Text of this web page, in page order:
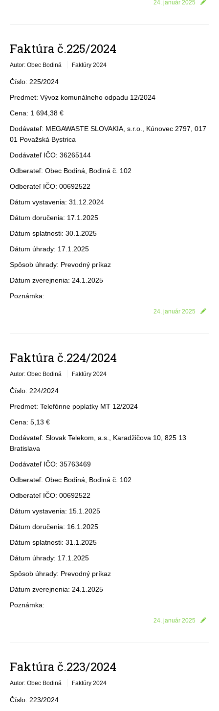
24. január 2025
Faktúra č.225/2024
Autor: Obec Bodiná Faktúry 2024
Číslo: 225/2024
Predmet: Vývoz komunálneho odpadu 12/2024
Cena: 1 694,38 €
Dodávateľ: MEGAWASTE SLOVAKIA, s.r.o., Kúnovec 2797, 017
01 Považská Bystrica
Dodávateľ IČO: 36265144
Odberateľ: Obec Bodiná, Bodiná č. 102
Odberateľ IČO: 00692522
Dátum vystavenia: 31.12.2024
Dátum doručenia: 17.1.2025
Dátum splatnosti: 30.1.2025
Dátum úhrady: 17.1.2025
Spôsob úhrady: Prevodný príkaz
Dátum zverejnenia: 24.1.2025
Poznámka:
24. január 2025
Faktúra č.224/2024
Autor: Obec Bodiná Faktúry 2024
Číslo: 224/2024
Predmet: Telefónne poplatky MT 12/2024
Cena: 5,13 €
Dodávateľ: Slovak Telekom, a.s., Karadžičova 10, 825 13
Bratislava
Dodávateľ IČO: 35763469
Odberateľ: Obec Bodiná, Bodiná č. 102
Odberateľ IČO: 00692522
Dátum vystavenia: 15.1.2025
Dátum doručenia: 16.1.2025
Dátum splatnosti: 31.1.2025
Dátum úhrady: 17.1.2025
Spôsob úhrady: Prevodný príkaz
Dátum zverejnenia: 24.1.2025
Poznámka:
24. január 2025
Faktúra č.223/2024
Autor: Obec Bodiná Faktúry 2024
Číslo: 223/2024